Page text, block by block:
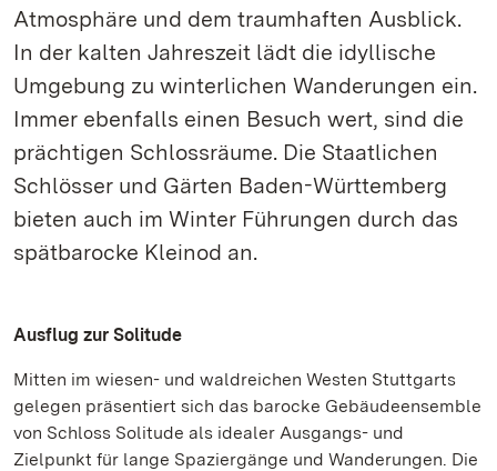
Atmosphäre und dem traumhaften Ausblick.
In der kalten Jahreszeit lädt die idyllische
Umgebung zu winterlichen Wanderungen ein.
Immer ebenfalls einen Besuch wert, sind die
prächtigen Schlossräume. Die Staatlichen
Schlösser und Gärten Baden-Württemberg
bieten auch im Winter Führungen durch das
spätbarocke Kleinod an.
Ausflug zur Solitude
Mitten im wiesen- und waldreichen Westen Stuttgarts
gelegen präsentiert sich das barocke Gebäudeensemble
von Schloss Solitude als idealer Ausgangs- und
Zielpunkt für lange Spaziergänge und Wanderungen. Die